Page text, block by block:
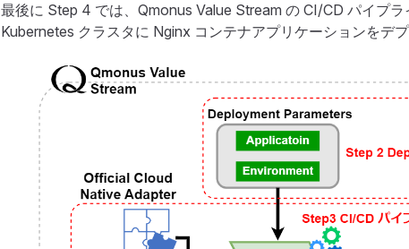
最後に Step 4 では、Qmonus Value Stream の CI/CD パイプラ
Kubernetes クラスタに Nginx コンテナアプリケーションをデプ